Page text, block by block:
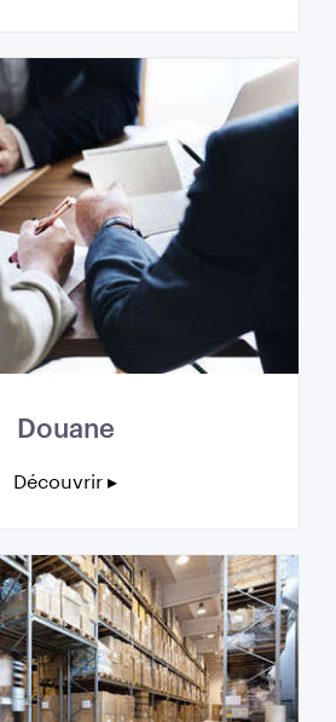
Douane
Découvrir ▸